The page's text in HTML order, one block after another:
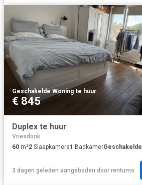
Geschakelde Woning·te huur
€ 845
Duplex te huur
Vriesdonk
60 m²2 Slaapkamers1 Badkamer
3 dagen geleden aangeboden door rentumo